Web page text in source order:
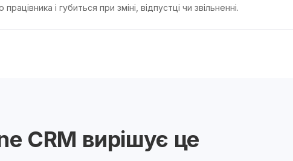
і губиться при зміні, відпустці чи звільненні.
CRM вирішує це